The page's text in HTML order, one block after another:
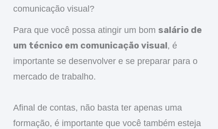
comunicação visual?
Para que você possa atingir um bom salário de
um técnico em comunicação visual, é
importante se desenvolver e se preparar para o
mercado de trabalho.
Afinal de contas, não basta ter apenas uma
formação, é importante que você também esteja